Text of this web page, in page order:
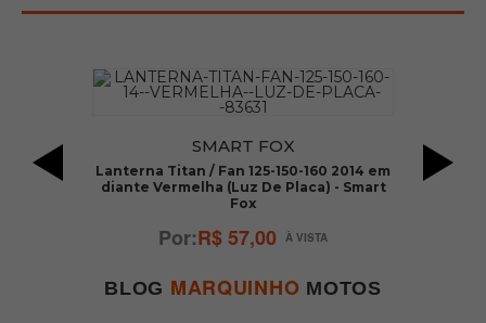
SMART FOX
Lanterna Titan / Fan 125-150-160 2014 em
diante Vermelha (Luz De Placa) - Smart
Fox
R$ 57,00
BLOG MARQUINHO MOTOS